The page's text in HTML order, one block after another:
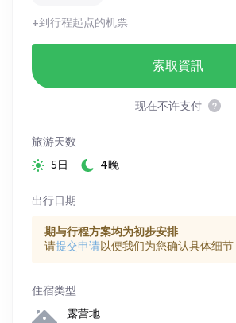
+到行程起点的机票
索取資訊
现在不许支付
旅游天数
5日
4晚
出行日期
期与行程方案均为初步安排
请提交申请以便我们为您确认具体细节
住宿类型
露营地